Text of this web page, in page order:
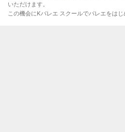
いただけます。
この機会にKバレエ スクールでバレエをはじ